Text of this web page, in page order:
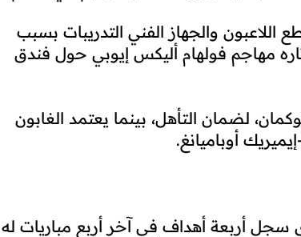
والجهاز الفني التدريبات بسبب
مهاجم فولهام أليكس إيوبي حول فندق
لضمان التأهل، بينما يعتمد الغابون
أوباميانغ.
سجل أربعة أهداف في آخر أربع مباريات له